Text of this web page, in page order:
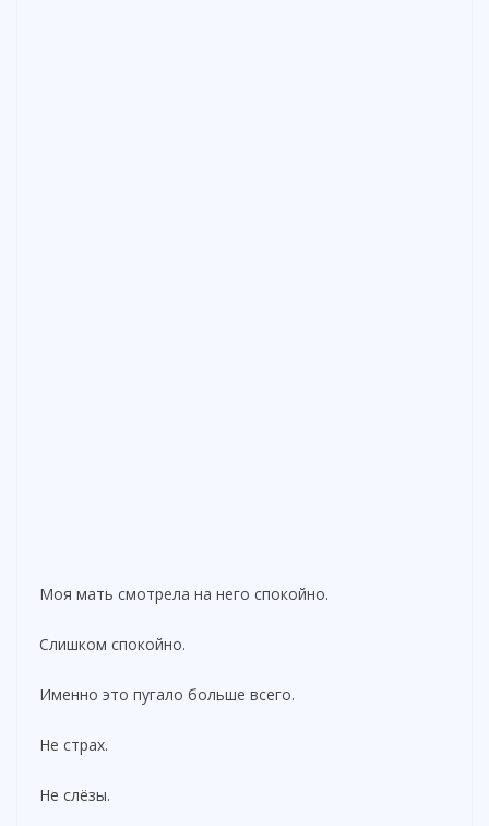
Моя мать смотрела на него спокойно.
Слишком спокойно.
Именно это пугало больше всего.
Не страх.
Не слёзы.